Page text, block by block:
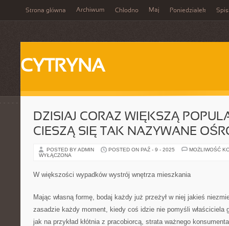
Strona główna Archiwum Chłodno Maj Poniedziałek Spis
CYTRYNA
DZISIAJ CORAZ WIĘKSZĄ
CIESZĄ SIĘ TAK NAZYWANE
POSTED BY ADMIN POSTED ON PAŹ - 9 - 2025
MOŻLIWOŚĆ
WYŁĄCZONA
W większości wypadków wystrój wnętrza mieszkania
Mając własną formę, bodaj każdy już przeżył w niej jakieś
zasadzie każdy moment, kiedy coś idzie nie pomyśli właściciela
jak na przykład kłótnia z pracobiorcą, strata ważnego